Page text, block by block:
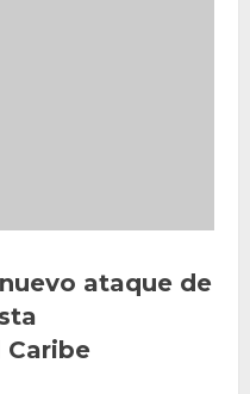
ataque de
Caribe